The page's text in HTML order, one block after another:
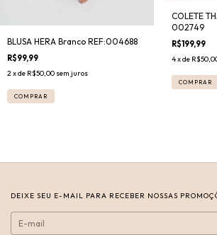
BLUSA HERA Branco REF:004688
R$99,99
2x de R$50,00 sem juros
COMPRAR
COLETE
002749
R$199,99
4x de
COMPRAR
DEIXE SEU E-MAIL PARA RECEBER NOSSAS